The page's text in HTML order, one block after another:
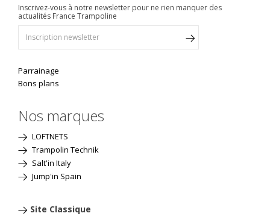
Inscrivez-vous à notre newsletter pour ne rien manquer des
actualités France Trampoline
Parrainage
Bons plans
Nos marques
LOFTNETS
Trampolin Technik
Salt'in Italy
Jump'in Spain
Site Classique